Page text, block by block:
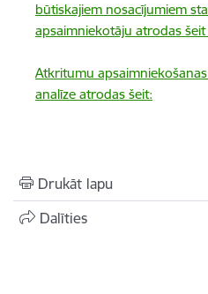
būtiskajiem nosacījumiem
apsaimniekotāju atrodas šeit
Atkritumu
analīze atrodas šeit:
Drukāt lapu
Dalīties